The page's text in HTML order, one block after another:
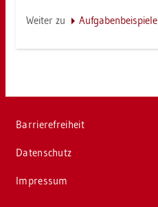
Wei­ter zu Auf­ga­ben­bei­spie­le
Bar­rie­re­frei­heit
Da­ten­schutz
Im­pres­sum